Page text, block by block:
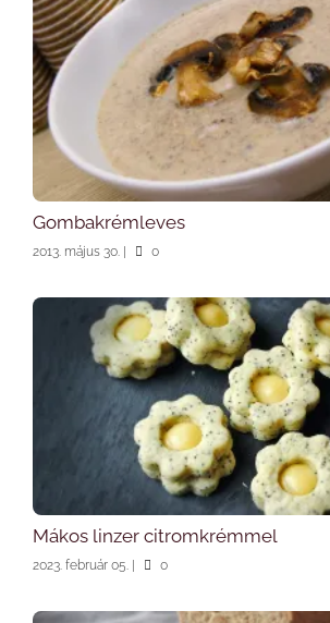
Gombakrémleves
2013. május 30. | 0
Mákos linzer citromkrémmel
2023. február 05. | 0